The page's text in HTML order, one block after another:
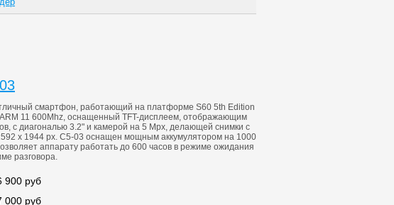
смартфон, работающий на платформе S60 5th Edition
11 600Mhz, оснащенный TFT-дисплеем, отображающим
с диагональю 3.2" и камерой на 5 Mpx, делающей снимки с
x 1944 px. C5-03 оснащен мощным аккумулятором на 1000
аппарату работать до 600 часов в режиме ожидания
разговора.
900 руб
000 руб